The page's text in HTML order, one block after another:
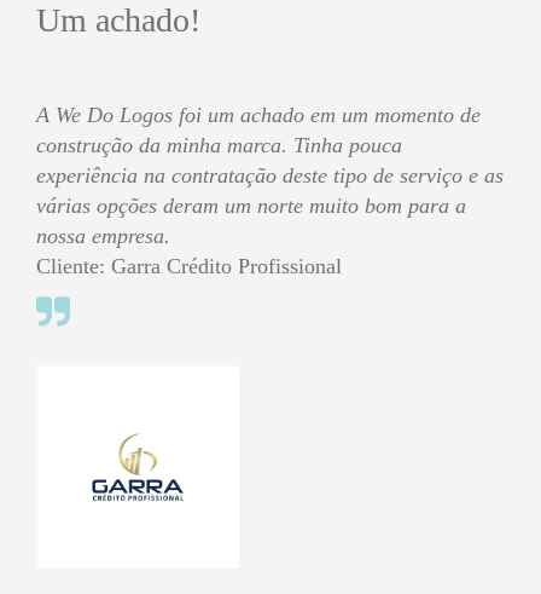
Um achado!
A We Do Logos foi um achado em um momento de
construção da minha marca. Tinha pouca
experiência na contratação deste tipo de serviço e as
várias opções deram um norte muito bom para a
nossa empresa.
Cliente: Garra Crédito Profissional